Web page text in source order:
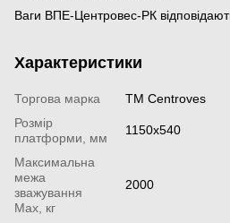
Ваги ВПЕ-Центровес-РК
Характеристики
Торгова марка
ТМ Centroves
Розмір
платформи, мм
1150х540
Максимальна
межа
зважування
Мах, кг
2000